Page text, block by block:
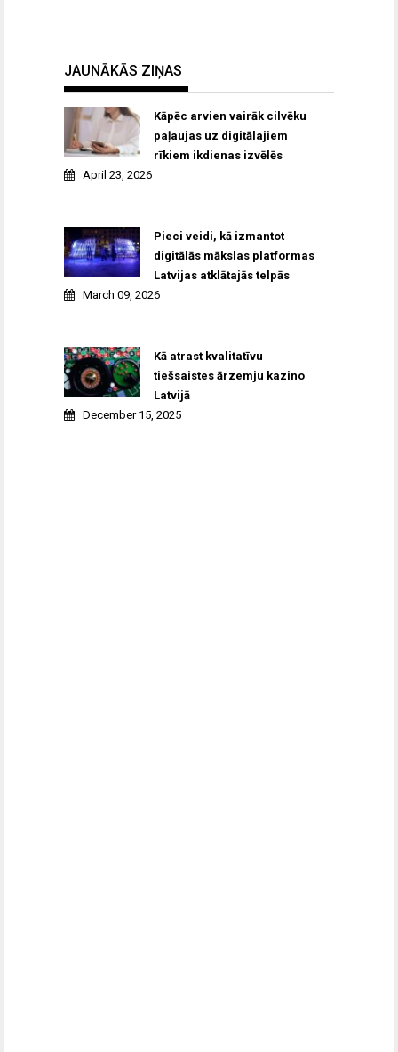
JAUNĀKĀS ZIŅAS
Kāpēc arvien vairāk cilvēku
paļaujas uz digitālajiem
rīkiem ikdienas izvēlēs
April 23, 2026
Pieci veidi, kā izmantot
digitālās mākslas platformas
Latvijas atklātajās telpās
March 09, 2026
Kā atrast kvalitatīvu
tiešsaistes ārzemju kazino
Latvijā
December 15, 2025